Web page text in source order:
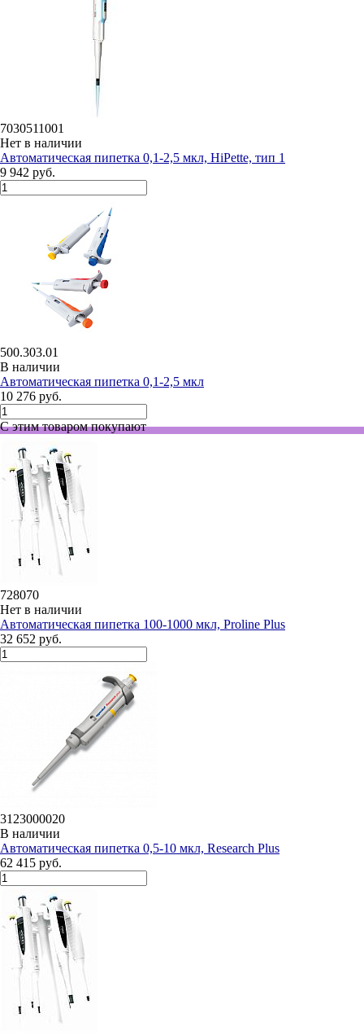
7030511001
Нет в наличии
Автоматическая пипетка 0,1-2,5 мкл, HiPette, тип 1
9 942 руб.
500.303.01
В наличии
Автоматическая пипетка 0,1-2,5 мкл
10 276 руб.
С этим товаром покупают
728070
Нет в наличии
Автоматическая пипетка 100-1000 мкл, Proline Plus
32 652 руб.
3123000020
В наличии
Автоматическая пипетка 0,5-10 мкл, Research Plus
62 415 руб.